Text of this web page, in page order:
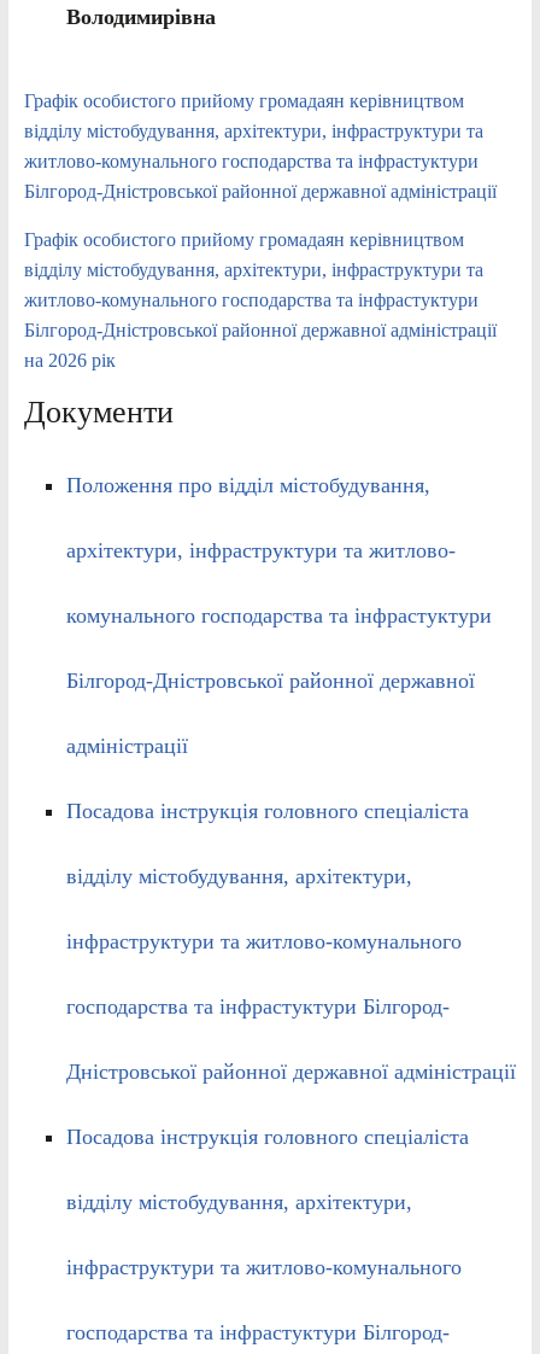
Володимирівна
Графік особистого прийому громадаян керівництвом
відділу містобудування, архітектури, інфраструктури та
житлово-комунального господарства та інфрастуктури
Білгород-Дністровської районної державної адміністрації
Графік особистого прийому громадаян керівництвом
відділу містобудування, архітектури, інфраструктури та
житлово-комунального господарства та інфрастуктури
Білгород-Дністровської районної державної адміністрації
на 2026 рік
Документи
Положення про відділ містобудування,
архітектури, інфраструктури та житлово-
комунального господарства та інфрастуктури
Білгород-Дністровської районної державної
адміністрації
Посадова інструкція головного спеціаліста
відділу містобудування, архітектури,
інфраструктури та житлово-комунального
господарства та інфрастуктури Білгород-
Дністровської районної державної адміністрації
Посадова інструкція головного спеціаліста
відділу містобудування, архітектури,
інфраструктури та житлово-комунального
господарства та інфрастуктури Білгород-